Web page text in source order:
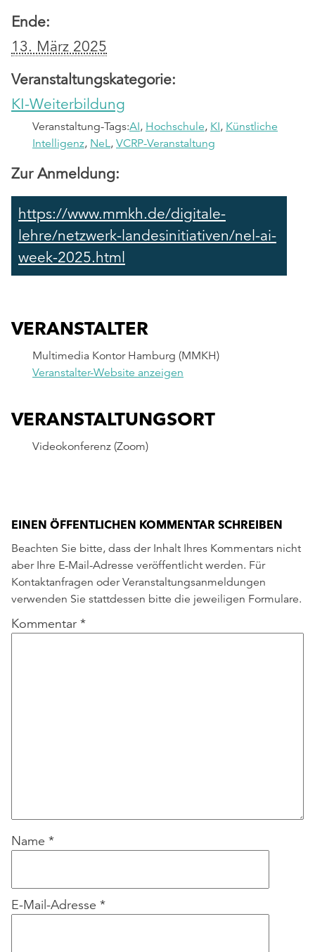
Ende:
13. März 2025
Veranstaltungskategorie:
KI-Weiterbildung
Veranstaltung-Tags:AI, Hochschule, KI, Künstliche
Intelligenz, NeL, VCRP-Veranstaltung
Zur Anmeldung:
https://www.mmkh.de/digitale-
lehre/netzwerk-landesinitiativen/nel-ai-
week-2025.html
VERANSTALTUNGSORT
Videokonferenz (Zoom)
VERANSTALTER
Multimedia Kontor Hamburg (MMKH)
Veranstalter-Website anzeigen
EINEN ÖFFENTLICHEN KOMMENTAR SCHREIBEN
Beachten Sie bitte, dass der Inhalt Ihres Kommentars nicht
aber Ihre E-Mail-Adresse veröffentlicht werden. Für
Kontaktanfragen oder Veranstaltungsanmeldungen
verwenden Sie stattdessen bitte die jeweiligen Formulare.
Kommentar *
Name *
E-Mail-Adresse *